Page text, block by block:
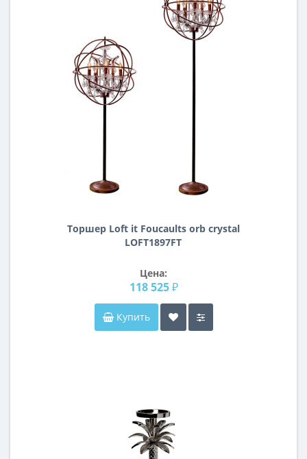
Торшер Loft it Foucaults orb crystal
LOFT1897FT
Цена:
118 525 ₽
Купить